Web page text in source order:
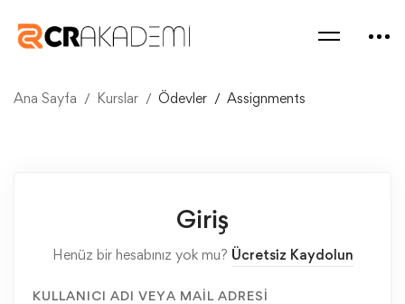
Ana Sayfa Kurslar Ödevler Assignments
Giriş
Henüz bir hesabınız yok mu? Ücretsiz Kaydolun
KULLANICI ADI VEYA MAIL ADRESI